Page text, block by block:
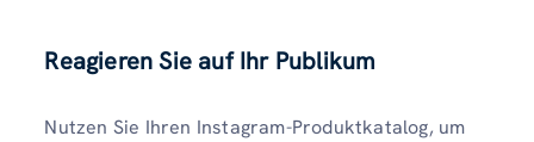
Reagieren Sie auf Ihr Publikum
Nutzen Sie Ihren Instagram-Produktkatalog, um